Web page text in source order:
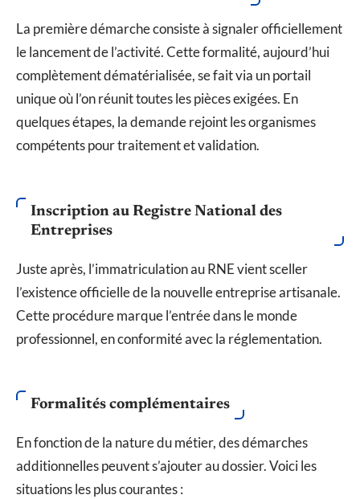
La première démarche consiste à signaler officiellement
le lancement de l’activité. Cette formalité, aujourd’hui
complètement dématérialisée, se fait via un portail
unique où l’on réunit toutes les pièces exigées. En
quelques étapes, la demande rejoint les organismes
compétents pour traitement et validation.
Inscription au Registre National des
Entreprises
Juste après, l’immatriculation au RNE vient sceller
l’existence officielle de la nouvelle entreprise artisanale.
Cette procédure marque l’entrée dans le monde
professionnel, en conformité avec la réglementation.
Formalités complémentaires
En fonction de la nature du métier, des démarches
additionnelles peuvent s’ajouter au dossier. Voici les
situations les plus courantes :